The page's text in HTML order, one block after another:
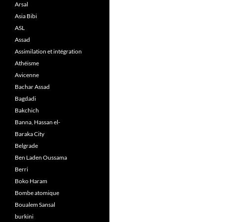
Arsal
Asia Bibi
ASL
Assad
Assimilation et intégration
Athéisme
Avicenne
Bachar Assad
Bagdadi
Bakchich
Banna, Hassan el-
Baraka City
Belgrade
Ben Laden Oussama
Berri
Boko Haram
Bombe atomique
Boualem Sansal
burkini